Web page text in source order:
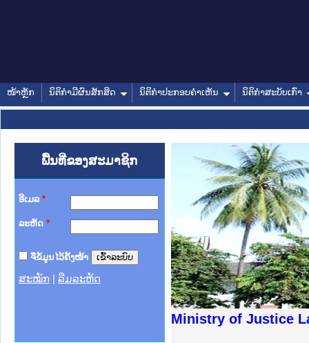
ໜ້າຫຼັກ ນິຕິກໍາມີຜົນສັກສິດ ນິຕິກໍາປະກອບຄໍາເຫັນ ນິຕິກໍາສະບັບເກົ່າ
ພື້ນທີ່ຂອງສະມາຊິກ
ອີເມລ *
ລະຫັດ *
ຈື່ຂໍ້ມູນໄວ້ຄັ້ງໜ້າ
ສະໝັກ ລືມລະຫັດ
Ministry of Justice
ຊາຊົນ ພາກເໜືອ
ການ
ກາງ
ກໃຕ້
ນຕຳຫຼວດປະຊາຊົນ
ສັນຕິບານປະຊາຊົນ
ກເໜືອ
ຊາຊົນ ພາກກາງ